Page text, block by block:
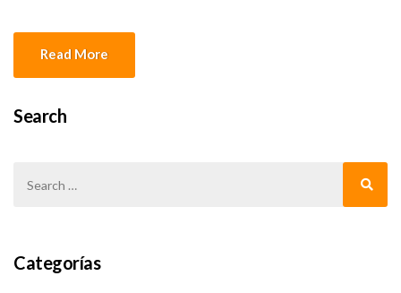
Read More
Search
Categorías